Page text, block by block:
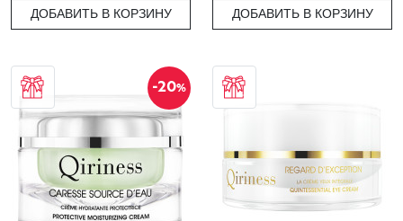
ДОБАВИТЬ В КОРЗИНУ ДОБАВИТЬ В КОРЗИНУ
-20%